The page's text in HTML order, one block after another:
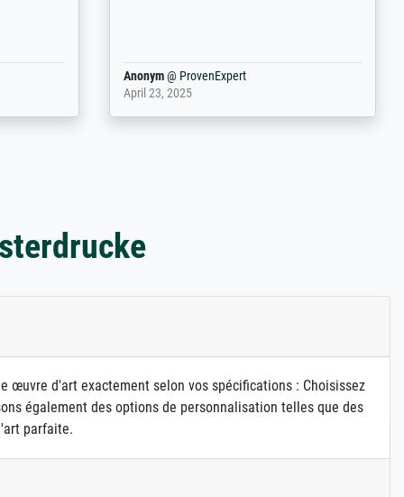
Anonym@ ProvenExpert
March 31, 2025
œuvre d'art exactement selon vos spécifications : Choisissez
également des options de personnalisation telles que des
parfaite.